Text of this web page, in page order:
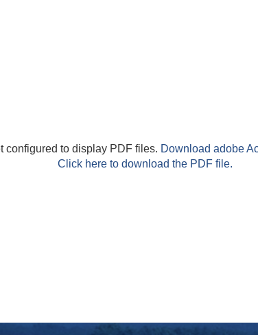
configured to display PDF files. Download adobe
Click here to download the PDF file.